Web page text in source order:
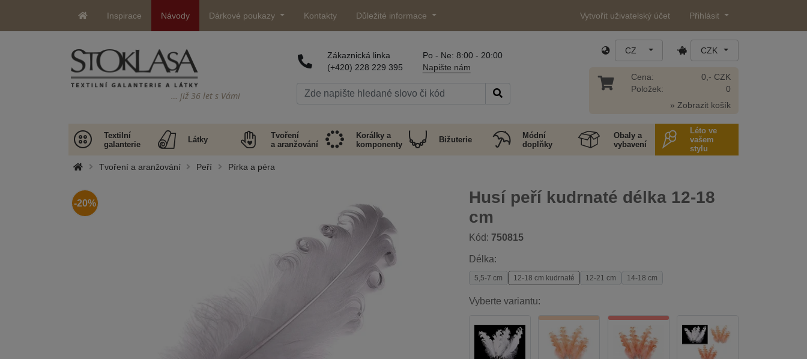
Inspirace Návody Dárkové poukazy Kontakty Důležité informace Vytvořit uživatelský účet Přihlásit
… již 36 let s Vámi
Zákaznická linka
(+420) 228 229 395
Po - Ne: 8:00 - 20:00
Napište nám
CZ CZK
Cena:
Položek:
0,- CZK
0
» Zobrazit košík
Textilní
galanterie
Látky
Tvoření
a aranžování
Korálky a
komponenty
Bižuterie
Módní
doplňky
Obaly a
vybavení
Léto ve
vašem
stylu
Tvoření a aranžování Peří Pírka a péra
Husí peří kudrnaté délka 12-18
cm
Kód: 750815
-20%
Délka:
5,5-7 cm 12-18 cm kudrnaté 12-21 cm 14-18 cm
Vyberte variantu: